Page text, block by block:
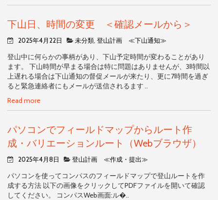
下山日、時間の変更 ＜確認メールから＞
2025年4月22日 未分類, 登山計画 ≪下山通知≫
登山中に何らかの事柄があり、下山予定時間が変わることがあり
ます。 下山時間が早まる場合は特に問題はありませんが、3時間以
上遅れる場合は下山通知の督促メールが来たり、更に7時間を過ぎ
ると緊急連絡者にもメールが送信されるます ..
Read more
パソコンでフィールドマップからルート作
成・バリエーションルート（Webブラウザ）
2025年4月8日 登山計画 ≪作成・提出≫
パソコンを使ってコンパスのフィールドマップで登山ルートを作
成する方法 以下の画像をクリックしてPDFファイルを開いて確認
してください。 コンパスWeb画面:ル�..